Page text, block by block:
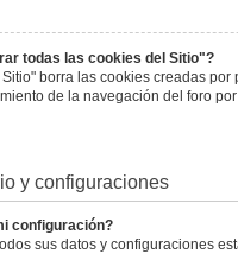
todas las cookies del Sitio"?
borra las cookies creadas
de la navegación del foro
y configuraciones
configuración?
sus datos y configuraciones